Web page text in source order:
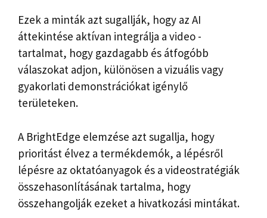
Ezek a minták azt sugallják, hogy az AI
áttekintése aktívan integrálja a video -
tartalmat, hogy gazdagabb és átfogóbb
válaszokat adjon, különösen a vizuális vagy
gyakorlati demonstrációkat igénylő
területeken.
A BrightEdge elemzése azt sugallja, hogy
prioritást élvez a termékdemók, a lépésről
lépésre az oktatóanyagok és a videostratégiák
összehasonlításának tartalma, hogy
összehangolják ezeket a hivatkozási mintákat.